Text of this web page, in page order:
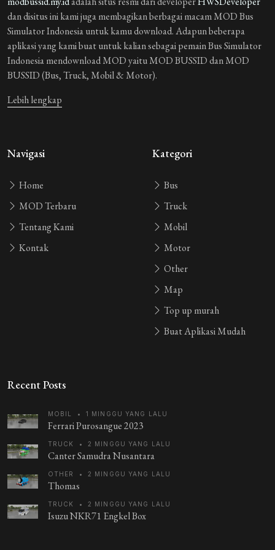
Guest_9WNON 3 tahun yang lalu
🥰🥰🥰🥰🥰
Guest_0DT17 3 tahun yang lalu
bus 😲🤩
Guest_HQDTG
3 tahun yang lalu
bagus banget
3 tahun yang lalu
3 tahun yang lalu
dan disitus ini kami juga membagikan berbagai macam MOD Bus
Simulator Indonesia untuk kamu download. Adapun beberapa
aplikasi yang kami buat untuk kalian sebagai pemain Bus Simulator
Indonesia mendownload MOD yaitu MOD BUSSID dan MOD
BUSSID (Bus, Truck, Mobil & Motor).
Lebih lengkap
Navigasi
Home
MOD Terbaru
Tentang Kami
Kontak
Kategori
Bus
Truck
Mobil
Motor
Other
Map
Top up murah
Buat Aplikasi Mudah
Recent Posts
MOBIL • 1 MINGGU YANG LALU
Ferrari Purosangue 2023
TRUCK • 2 MINGGU YANG LALU
Canter Samudra Nusantara
OTHER • 2 MINGGU YANG LALU
Thomas
TRUCK • 2 MINGGU YANG LALU
Isuzu NKR71 Engkel Box